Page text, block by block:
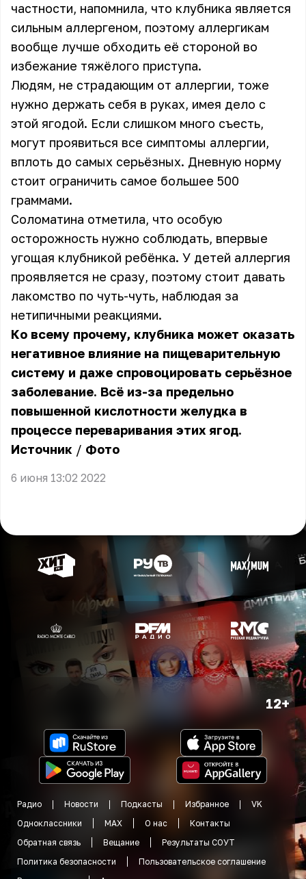
частности, напомнила, что клубника является
сильным аллергеном, поэтому аллергикам
вообще лучше обходить её стороной во
избежание тяжёлого приступа.
Людям, не страдающим от аллергии, тоже
нужно держать себя в руках, имея дело с
этой ягодой. Если слишком много съесть,
могут проявиться все симптомы аллергии,
вплоть до самых серьёзных. Дневную норму
стоит ограничить самое большее 500
граммами.
Соломатина отметила, что особую
осторожность нужно соблюдать, впервые
угощая клубникой ребёнка. У детей аллергия
проявляется не сразу, поэтому стоит давать
лакомство по чуть-чуть, наблюдая за
нетипичными реакциями.
Ко всему прочему, клубника может оказать
негативное влияние на пищеварительную
систему и даже спровоцировать серьёзное
заболевание. Всё из-за предельно
повышенной кислотности желудка в
процессе переваривания этих ягод.
Источник / Фото
6 июня 13:02 2022
12+
Радио Новости Подкасты Избранное
VK
Одноклассники
MAX О нас
Контакты
Обратная связь
Вещание
Результаты СОУТ
Политика безопасности
Пользовательское соглашение